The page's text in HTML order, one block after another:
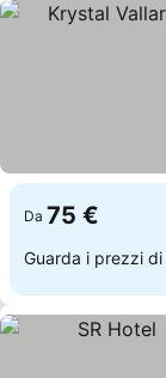
Da 75 €
Guarda i prezzi di